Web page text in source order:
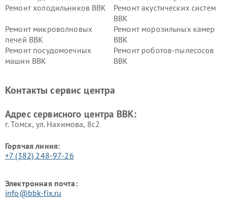
Ремонт холодильников BBK
Ремонт акустических систем
BBK
Ремонт микроволновых
печей BBK
Ремонт морозильных камер
BBK
Ремонт посудомоечных
машин BBK
Ремонт роботов-пылесосов
BBK
Ремонт винных шкафов BBK
Контакты сервис центра
Адрес сервисного центра BBK:
г. Томск, ул. Нахимова, 8с2
Горячая линия:
+7 (382) 248-97-26
Электронная почта:
info@bbk-fix.ru